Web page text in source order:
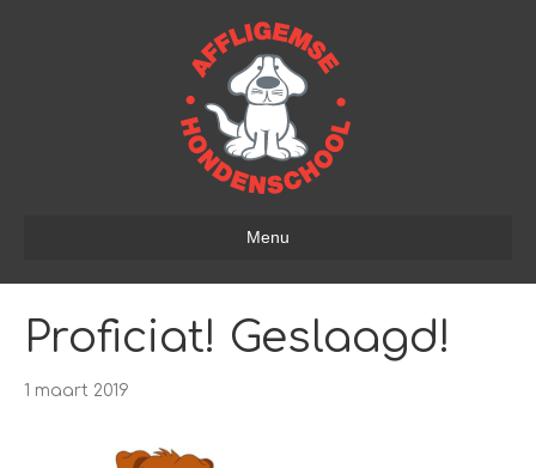
Menu
Proficiat! Geslaagd!
1 maart 2019